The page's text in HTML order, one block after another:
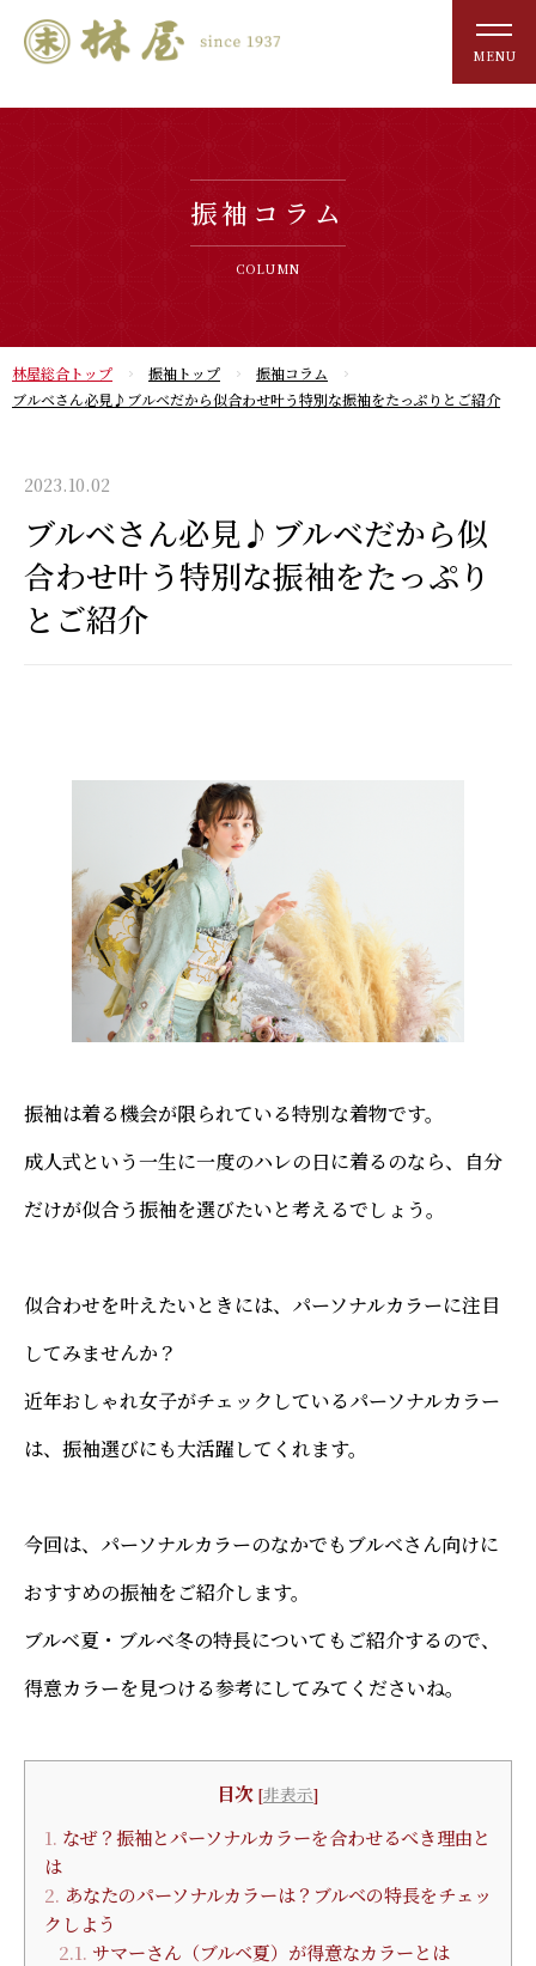
MENU
振袖コラム
COLUMN
林屋総合トップ 振袖トップ
振袖コラム
ブルベさん必見♪ブルベだから似合わせ叶う特別な振袖をたっぷりとご紹介
2023.10.02
ブルベさん必見♪ブルベだから似
合わせ叶う特別な振袖をたっぷり
とご紹介
振袖は着る機会が限られている特別な着物です。
成人式という一生に一度のハレの日に着るのなら、自分
だけが似合う振袖を選びたいと考えるでしょう。
似合わせを叶えたいときには、パーソナルカラーに注目
してみませんか？
近年おしゃれ女子がチェックしているパーソナルカラー
は、振袖選びにも大活躍してくれます。
今回は、パーソナルカラーのなかでもブルベさん向けに
おすすめの振袖をご紹介します。
ブルベ夏・ブルベ冬の特長についてもご紹介するので、
得意カラーを見つける参考にしてみてくださいね。
目次 [非表示]
1. なぜ？振袖とパーソナルカラーを合わせるべき理由と
は
2. あなたのパーソナルカラーは？ブルベの特長をチェッ
クしよう
2.1. サマーさん（ブルベ夏）が得意なカラーとは